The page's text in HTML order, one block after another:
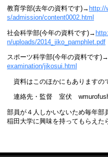
教育学部(去年の資料です)→ http://
s/admission/content0002.html
社会科学部(今年の資料です)→
n/uploads/2014_jiko_pamphlet.pdf
スポーツ科学部(今年の資料です)→
examination/jikosui.html
資料はこのほかにもありますの
連絡先・監督 室伏
部員が４人しかいないため毎年部
稲田大学に興味を持ってもらえた